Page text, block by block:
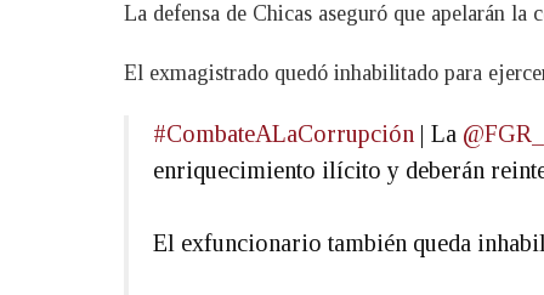
La defensa de Chicas aseguró que apelarán la
El exmagistrado quedó inhabilitado para
#CombateALaCorrupción | La
enriquecimiento ilícito y deberán
El exfuncionario también queda